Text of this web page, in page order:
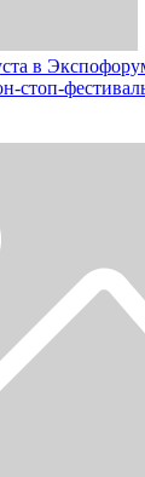
в
стоп-